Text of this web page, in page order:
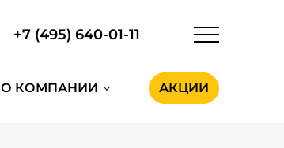
+7 (495) 640-01-11
О КОМПАНИИ АКЦИИ